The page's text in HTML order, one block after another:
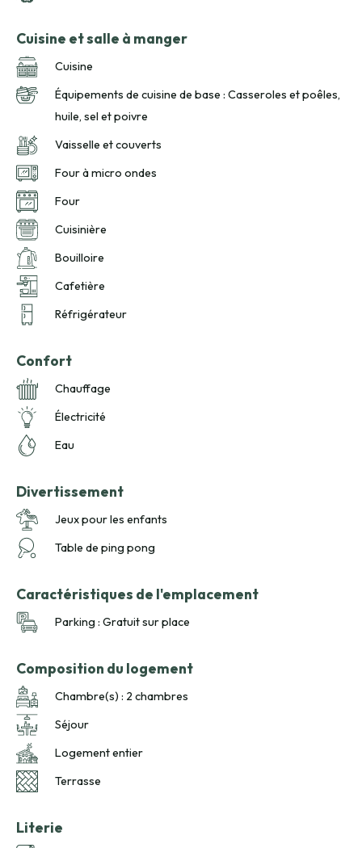
Cuisine et salle à manger
Cuisine
Équipements de cuisine de base : Casseroles et poêles,
huile, sel et poivre
Vaisselle et couverts
Four à micro ondes
Four
Cuisinière
Bouilloire
Cafetière
Réfrigérateur
Confort
Chauffage
Électricité
Eau
Divertissement
Jeux pour les enfants
Table de ping pong
Caractéristiques de l'emplacement
Parking : Gratuit sur place
Composition du logement
Chambre(s) : 2 chambres
Séjour
Logement entier
Terrasse
Literie